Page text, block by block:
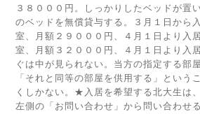
３８０００円。しっかりしたベッドが置
のベッドを無償貸与する。３月１日から
室、月額２９０００円、４月１日より入
室、月額３２０００円、４月１日より入
ぐは中が見られない。当方の指定する部
「それと同等の部屋を供用する」という
くしかない。★入居を希望する北大生は
左側の「お問い合わせ」から問い合わせ